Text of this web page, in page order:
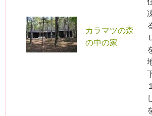
カラマツの森
の中の家